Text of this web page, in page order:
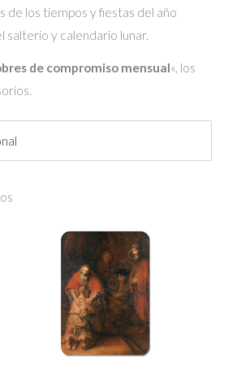
de los tiempos y fiestas del año
salterio y calendario lunar.
de compromiso mensual«, los